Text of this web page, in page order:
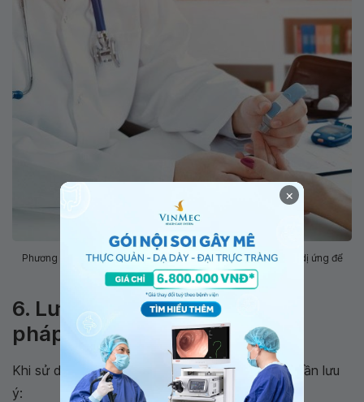
Phương pháp giải mẫn cảm nhanh sẽ dùng chính thuốc gây dị ứng để
điều trị cho bệnh nhân
6. Lưu ý khi sử dụng phương
pháp giải mẫn cảm nhanh
Khi sử dụng phương pháp giải mẫn cảm nhanh, cần lưu
ý:
×